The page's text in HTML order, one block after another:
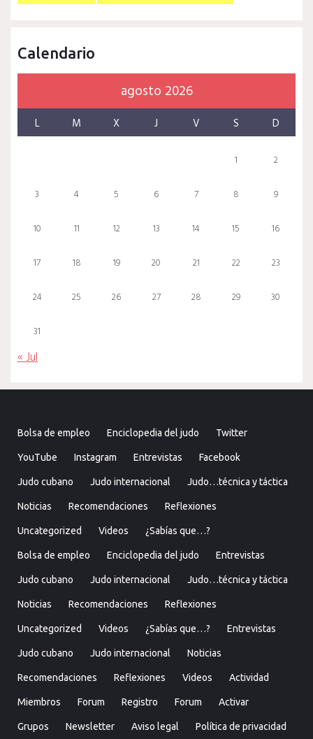
Calendario
agosto 2026
L M X J V S D
1 2
3 4 5 6 7 8 9
10 11 12 13 14 15 16
17 18 19 20 21 22 23
24 25 26 27 28 29 30
31
« Jul
Bolsa de empleo Enciclopedia del judo Twitter
YouTube Instagram Entrevistas Facebook
Judo cubano Judo internacional Judo…técnica y táctica
Noticias Recomendaciones Reflexiones
Uncategorized Videos ¿Sabías que…?
Bolsa de empleo Enciclopedia del judo Entrevistas
Judo cubano Judo internacional Judo…técnica y táctica
Noticias Recomendaciones Reflexiones
Uncategorized Videos ¿Sabías que…? Entrevistas
Judo cubano Judo internacional Noticias
Recomendaciones Reflexiones Videos Actividad
Miembros Forum Registro Forum Activar
Grupos Newsletter Aviso legal Política de privacidad